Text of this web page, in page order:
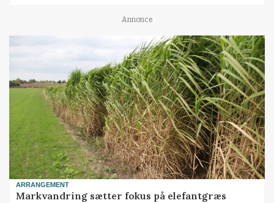
Annonce
ARRANGEMENT
Markvandring sætter fokus på elefantgræs